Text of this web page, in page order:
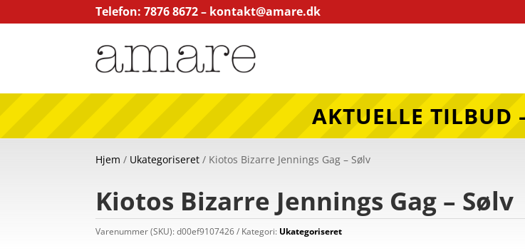
Telefon: 7876 8672 – kontakt@amare.dk
AKTUELLE TILBUD
Hjem / Ukategoriseret / Kiotos Bizarre Jennings Gag – Sølv
Kiotos Bizarre Jennings Gag – Sølv
Varenummer (SKU):d00ef9107426 Kategori: Ukategoriseret